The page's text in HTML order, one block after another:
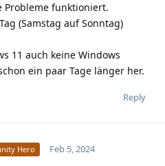
Probleme funktioniert.
(Samstag auf Sonntag)
11 auch keine Windows
ein paar Tage länger her.
Reply
Hero
Feb 5, 2024